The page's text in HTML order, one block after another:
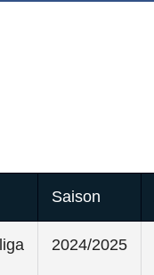
Saison
2024/2025